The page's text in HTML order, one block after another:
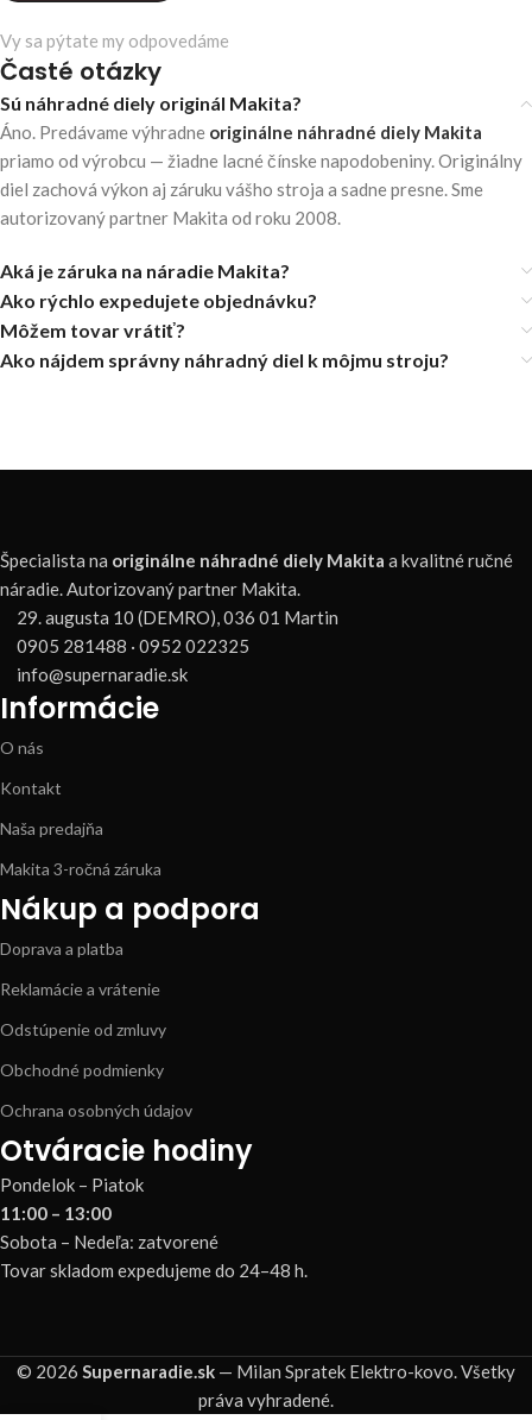
Vy sa pýtate my odpovedáme
Časté otázky
Sú náhradné diely originál Makita?
Áno. Predávame výhradne originálne náhradné diely Makita
priamo od výrobcu — žiadne lacné čínske napodobeniny. Originálny
diel zachová výkon aj záruku vášho stroja a sadne presne. Sme
autorizovaný partner Makita od roku 2008.
Aká je záruka na náradie Makita?
Ako rýchlo expedujete objednávku?
Môžem tovar vrátiť?
Ako nájdem správny náhradný diel k môjmu stroju?
Špecialista na originálne náhradné diely Makita a kvalitné ručné
náradie. Autorizovaný partner Makita.
29. augusta 10 (DEMRO), 036 01 Martin
0905 281488 · 0952 022325
info@supernaradie.sk
Informácie
O nás
Kontakt
Naša predajňa
Makita 3-ročná záruka
Nákup a podpora
Doprava a platba
Reklamácie a vrátenie
Odstúpenie od zmluvy
Obchodné podmienky
Ochrana osobných údajov
Otváracie hodiny
Pondelok – Piatok
11:00 – 13:00
Sobota – Nedeľa: zatvorené
Tovar skladom expedujeme do 24–48 h.
© 2026 Supernaradie.sk — Milan Spratek Elektro-kovo. Všetky
práva vyhradené.